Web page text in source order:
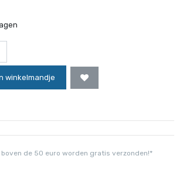
winkelmandje
de 50 euro worden gratis verzonden!*